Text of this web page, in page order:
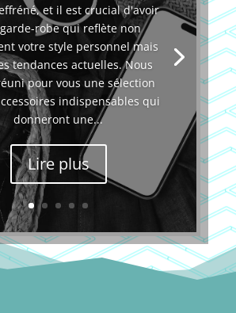
et il est crucial d'avoir
robe qui reflète non
votre style personnel mais
tendances actuelles. Nous
pour vous une sélection
indispensables qui
donneront une...
Lire plus